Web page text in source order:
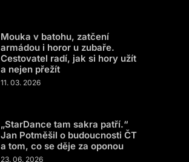
Mouka v batohu, zatčení
armádou i horor u zubaře.
Cestovatel radí, jak si hory užít
a nejen přežít
11. 03. 2026
„StarDance tam sakra patří.“
Jan Potměšil o budoucnosti ČT
a tom, co se děje za oponou
23. 06. 2026